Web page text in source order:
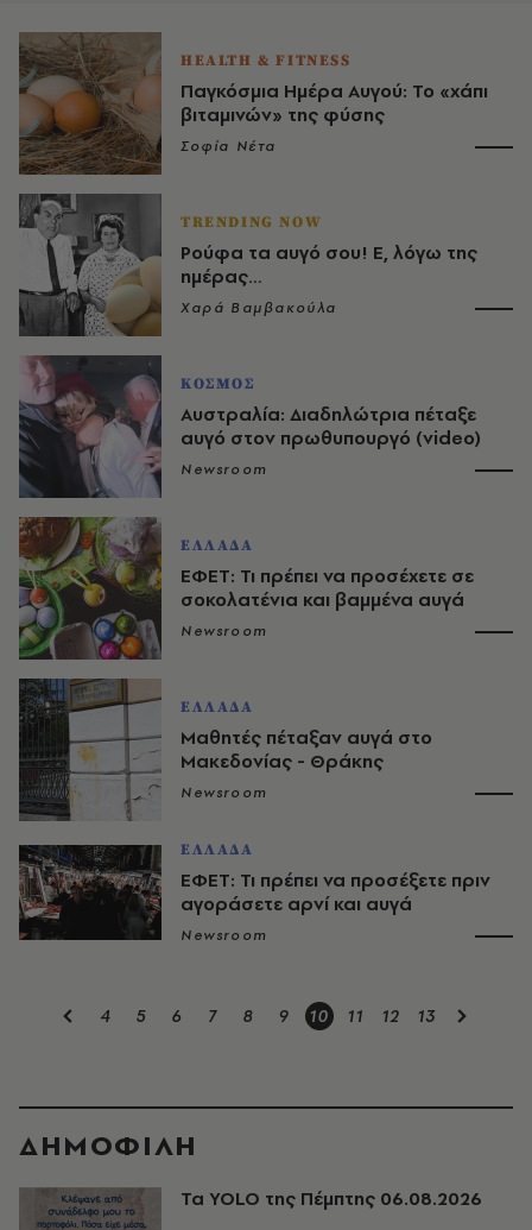
HEALTH & FITNESS
Παγκόσμια Ημέρα Αυγού: Το «χάπι
βιταμινών» της φύσης
Σοφία Νέτα
TRENDING NOW
Ρούφα τα αυγό σου! E, λόγω της
ημέρας…
Χαρά Βαμβακούλα
ΚΟΣΜΟΣ
Αυστραλία: Διαδηλώτρια πέταξε
αυγό στον πρωθυπουργό (video)
Newsroom
ΕΛΛΑΔΑ
ΕΦΕΤ: Τι πρέπει να προσέχετε σε
σοκολατένια και βαμμένα αυγά
Newsroom
ΕΛΛΑΔΑ
Μαθητές πέταξαν αυγά στο
Μακεδονίας - Θράκης
Newsroom
ΕΛΛΑΔΑ
ΕΦΕΤ: Τι πρέπει να προσέξετε πριν
αγοράσετε αρνί και αυγά
Newsroom
4 5 6 7 8 9 10 11 12 13
ΔΗΜΟΦΙΛΗ
Τα YOLO της Πέμπτης 06.08.2026